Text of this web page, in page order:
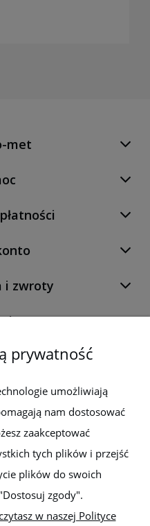
met
i zwroty
na bieżąco z nowościami i
prywatność
umożliwiają
nam dostosować
zaakceptować
tych plików i przejść
plików do swoich
zgody".
w naszej Polityce